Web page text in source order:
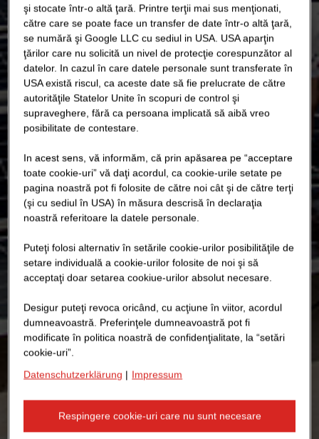
şi stocate într-o altă ţară. Printre terţii mai sus menţionati,
către care se poate face un transfer de date într-o altă ţară,
se numără şi Google LLC cu sediul in USA. USA aparţin
ţărilor care nu solicită un nivel de protecţie corespunzător al
datelor. In cazul în care datele personale sunt transferate în
USA există riscul, ca aceste date să fie prelucrate de către
autorităţile Statelor Unite în scopuri de control şi
supraveghere, fără ca persoana implicată să aibă vreo
posibilitate de contestare.
In acest sens, vă informăm, că prin apăsarea pe “acceptare
toate cookie-uri” vă daţi acordul, ca cookie-urile setate pe
pagina noastră pot fi folosite de către noi cât şi de către terţi
(şi cu sediul în USA) în măsura descrisă în declaraţia
noastră referitoare la datele personale.
Puteţi folosi alternativ în setările cookie-urilor posibilităţile de
setare individuală a cookie-urilor folosite de noi şi să
acceptaţi doar setarea cookiue-urilor absolut necesare.
Desigur puteţi revoca oricând, cu acţiune în viitor, acordul
dumneavoastră. Preferinţele dumneavoastră pot fi
modificate în politica noastră de confidenţialitate, la “setări
cookie-uri”.
Datenschutzerklärung | Impressum
Respingere cookie-uri care nu sunt necesare